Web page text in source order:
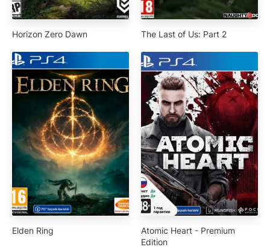
Horizon Zero Dawn The Last of Us: Part 2
Elden Ring
Atomic Heart - Premium
Edition